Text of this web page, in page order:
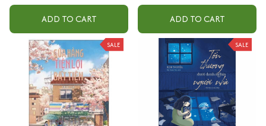
ADD TO CART ADD TO CART
SALE SALE